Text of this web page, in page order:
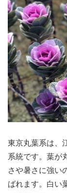
東京丸葉系は、
系統です。葉が
さや暑さに強い
ばれます。白い